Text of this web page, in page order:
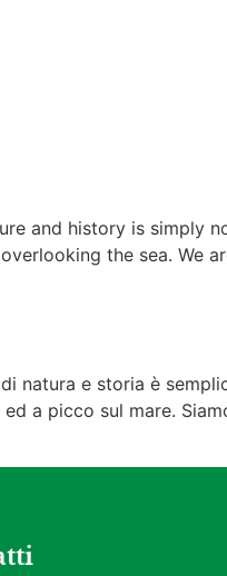
and history is simply
the sea. We
natura e storia è
a picco sul mare.